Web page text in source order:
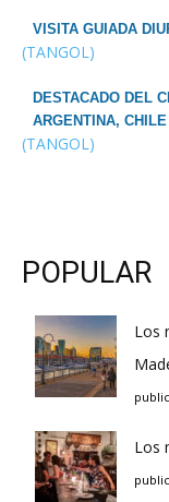
VISITA GUIADA
(TANGOL)
DESTACADO DEL
ARGENTINA,
(TANGOL)
POPULAR
Los
Los